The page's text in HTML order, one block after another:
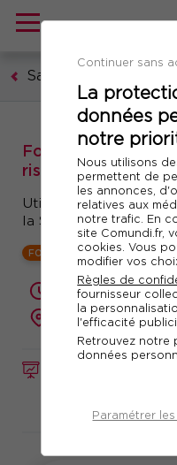
Continuer sans
La
données
notre
Nous utilisons
permettent de
les annonces,
relatives aux
notre trafic. En
site Comundi.fr,
cookies. Vous
modifier vos
Règles de
fournisseur
la
l'efficacité
Retrouvez notre
données
Paramétrer
Santé et sécurité au
Formation :
risques
Utiliser les bons
la Sécurité - HSE
FORMATION OBLIGATOIRE
2 jours (14 heures)
présentiel ou à